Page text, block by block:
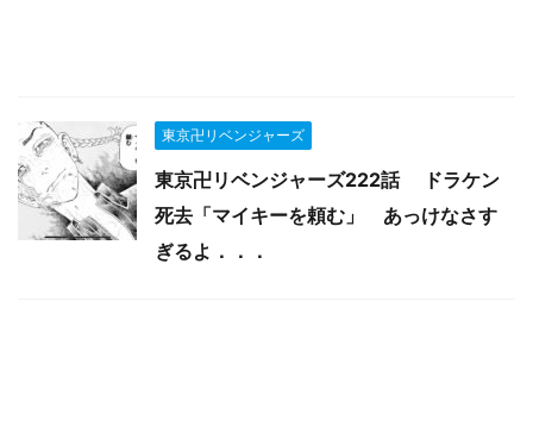
東京卍リベンジャーズ
東京卍リベンジャーズ222話 ドラケン
死去「マイキーを頼む」 あっけなさす
ぎるよ．．．